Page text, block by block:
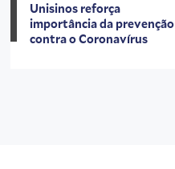
Unisinos reforça
importância da prevenção
contra o Coronavírus